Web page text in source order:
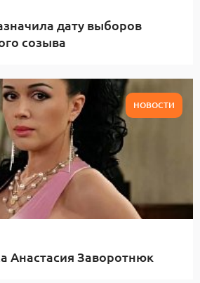
дату выборов
созыва
НОВОСТИ
Анастасия Заворотнюк